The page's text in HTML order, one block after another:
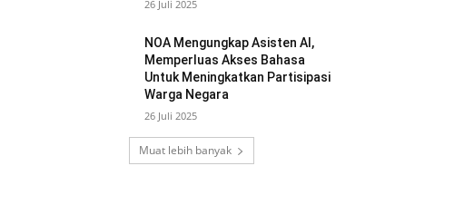
26 Juli 2025
NOA Mengungkap Asisten AI,
Memperluas Akses Bahasa
Untuk Meningkatkan Partisipasi
Warga Negara
26 Juli 2025
Muat lebih banyak